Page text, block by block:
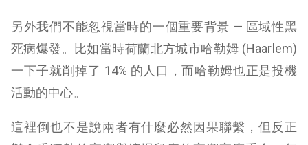
另外我們不能忽視當時的一個重要背景 — 區域性黑
死病爆發。比如當時荷蘭北方城市哈勒姆 (Haarlem)
一下子就削掉了 14% 的人口，而哈勒姆也正是投機
活動的中心。
這裡倒也不是說兩者有什麼必然因果聯繫，但反正